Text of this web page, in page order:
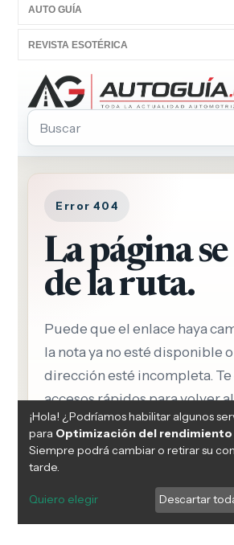
AUTO GUÍA
REVISTA ESOTÉRICA